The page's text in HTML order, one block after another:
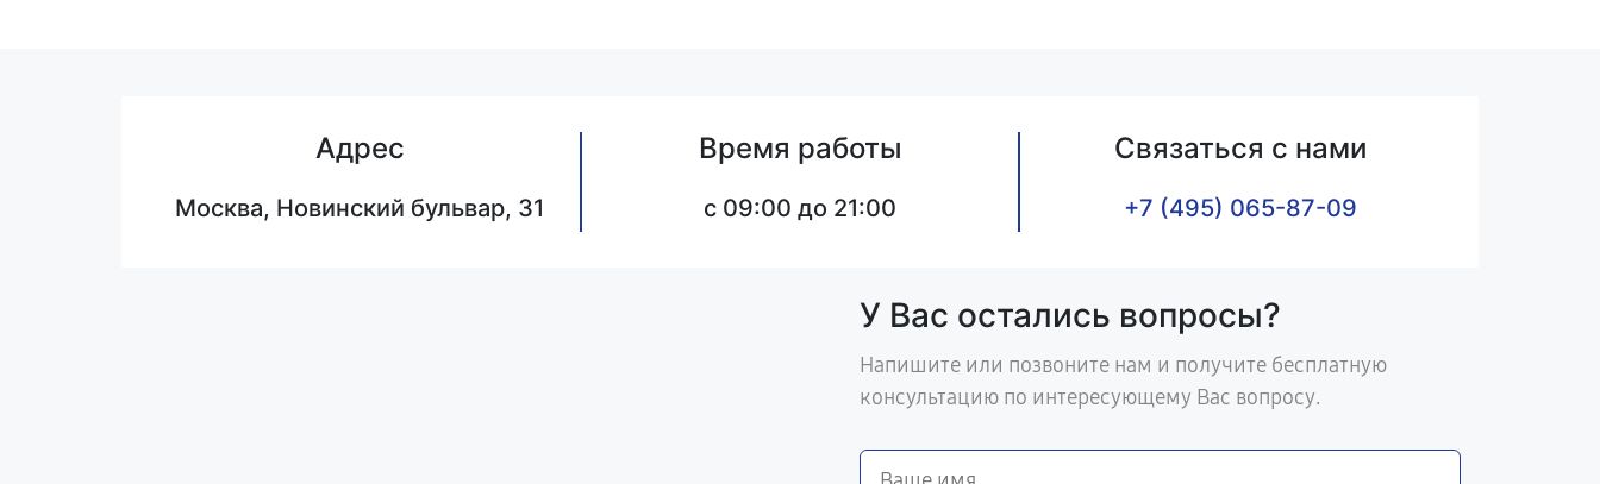
Адрес
Москва, Новинский бульвар, 31
Время работы
c 09:00 до 21:00
Связаться с нами
+7 (495) 065-87-09
У Вас остались вопросы?
Напишите или позвоните нам и получите бесплатную
консультацию по интересующему Вас вопросу.